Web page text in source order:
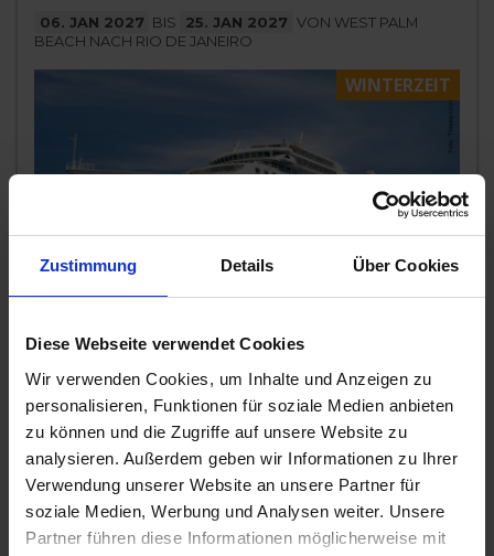
Zustimmung Details Über Cookies
Diese Webseite verwendet Cookies
Wir verwenden Cookies, um Inhalte und Anzeigen zu
personalisieren, Funktionen für soziale Medien anbieten
zu können und die Zugriffe auf unsere Website zu
analysieren. Außerdem geben wir Informationen zu Ihrer
Verwendung unserer Website an unsere Partner für
soziale Medien, Werbung und Analysen weiter. Unsere
Partner führen diese Informationen möglicherweise mit
06. JAN 2027 BIS 25. JAN 2027 VON WEST PALM
BEACH NACH RIO DE JANEIRO
WINTERZEIT
MS Europa
zuvor – ob beim Sonnenbaden an herrlichen Stränden
oder bei ausg
...mehr
20% Extra Ermäßigung
USA, Karibik, Brasilien
Inkl. Bordguthaben
ab €8.290,-